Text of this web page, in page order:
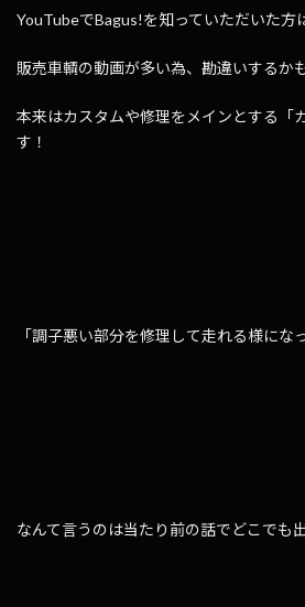
YouTubeでBagus!を知っていただいた方
販売車輌の動画が多い為、勘違いするか
本来はカスタムや修理をメインとする「
す！
「調子悪い部分を修理して走れる様にな
なんて言うのは当たり前の話でどこでも出